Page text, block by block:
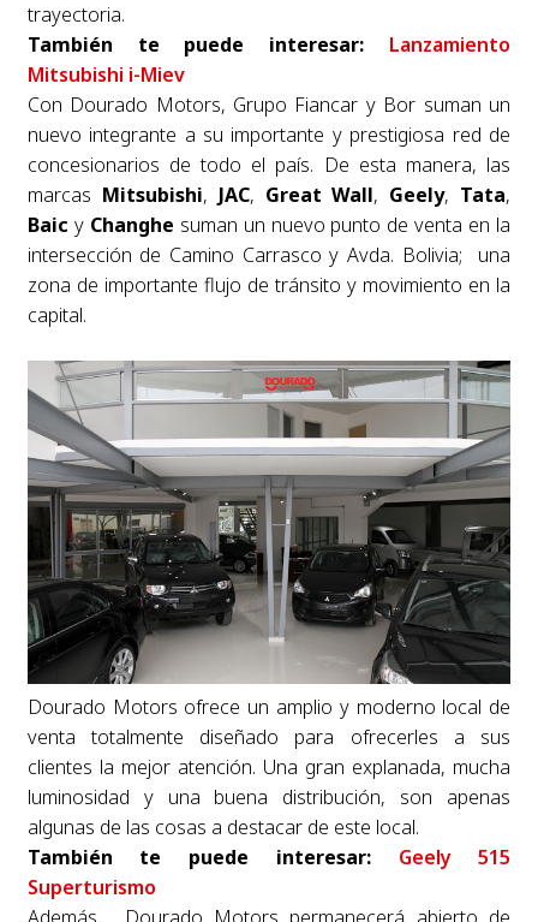
trayectoria.
También te puede interesar:
Lanzamiento
Mitsubishi i-Miev
Con Dourado Motors, Grupo Fiancar y Bor suman un
nuevo integrante a su importante y prestigiosa red de
concesionarios de todo el país. De esta manera, las
marcas Mitsubishi, JAC, Great Wall, Geely, Tata,
Baic y Changhe suman un nuevo punto de venta en la
intersección de Camino Carrasco y Avda. Bolivia; una
zona de importante flujo de tránsito y movimiento en la
capital.
Dourado Motors ofrece un amplio y moderno local de
venta totalmente diseñado para ofrecerles a sus
clientes la mejor atención. Una gran explanada, mucha
luminosidad y una buena distribución, son apenas
algunas de las cosas a destacar de este local.
También te puede interesar:
Geely 515
Superturismo